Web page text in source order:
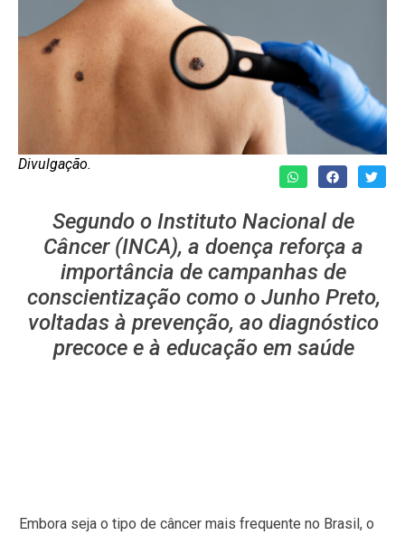
Divulgação.
Segundo o Instituto Nacional de
Câncer (INCA), a doença reforça a
importância de campanhas de
conscientização como o Junho Preto,
voltadas à prevenção, ao diagnóstico
precoce e à educação em saúde
Embora seja o tipo de câncer mais frequente no Brasil, o